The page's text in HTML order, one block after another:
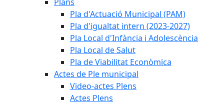
Pla d'Actuació Municipal (PAM)
Pla d'igualtat intern (2023-2027)
Pla Local d'Infància i Adolescència
Pla Local de Salut
Pla de Viabilitat Econòmica
Actes de Ple municipal
Video-actes Plens
Actes Plens